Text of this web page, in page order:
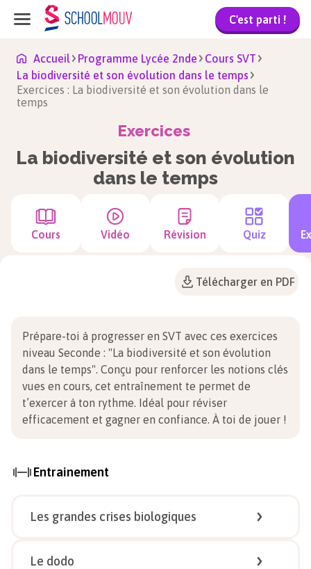
C'est parti !
Accueil Programme Lycée 2nde
Cours SVT
La biodiversité et son évolution dans le temps
Exercices : La biodiversité et son évolution dans le
temps
Exercices
La biodiversité et son évolution
dans le temps
Cours Vidéo Révision Quiz
Télécharger en PDF
Prépare-toi à progresser en SVT avec ces exercices
niveau Seconde : "La biodiversité et son évolution
dans le temps". Conçu pour renforcer les notions clés
vues en cours, cet entraînement te permet de
t’exercer à ton rythme. Idéal pour réviser
efficacement et gagner en confiance. À toi de jouer !
Entrainement
Les grandes crises biologiques
Le dodo